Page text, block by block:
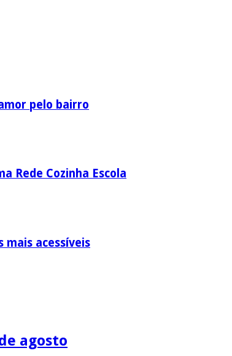
pelo bairro
Rede Cozinha Escola
mais acessíveis
agosto